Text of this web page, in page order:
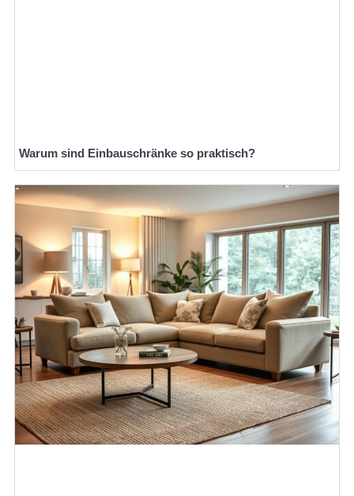
Warum sind Einbauschränke so praktisch?